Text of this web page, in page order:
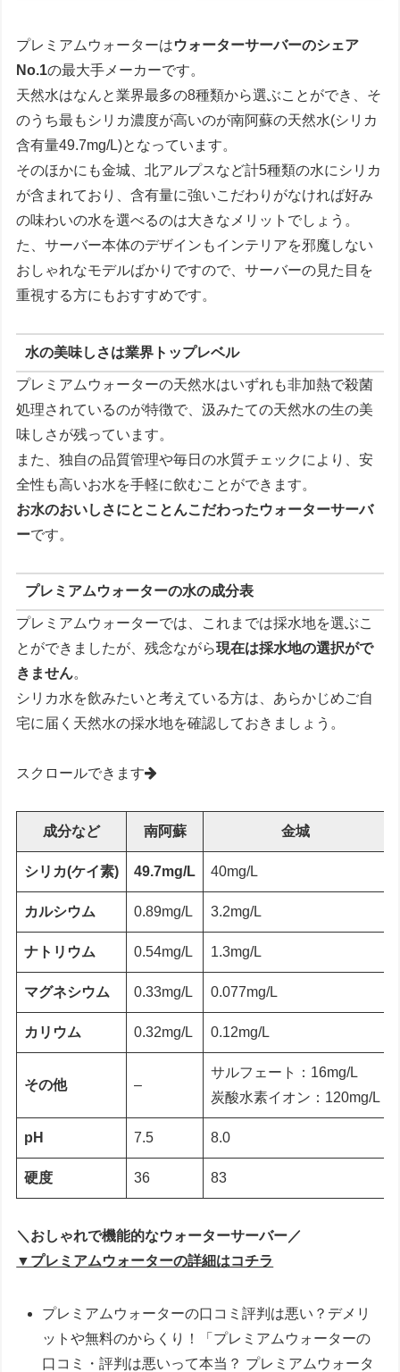
プレミアムウォーターはウォーターサーバーのシェア
No.1の最大手メーカーです。
天然水はなんと業界最多の8種類から選ぶことができ、そ
のうち最もシリカ濃度が高いのが南阿蘇の天然水(シリカ
含有量49.7mg/L)となっています。
そのほかにも金城、北アルプスなど計5種類の水にシリカ
が含まれており、含有量に強いこだわりがなければ好み
の味わいの水を選べるのは大きなメリットでしょう。
た、サーバー本体のデザインもインテリアを邪魔しない
おしゃれなモデルばかりですので、サーバーの見た目を
重視する方にもおすすめです。
水の美味しさは業界トップレベル
プレミアムウォーターの天然水はいずれも非加熱で殺菌
処理されているのが特徴で、汲みたての天然水の生の美
味しさが残っています。
また、独自の品質管理や毎日の水質チェックにより、安
全性も高いお水を手軽に飲むことができます。
お水のおいしさにとことんこだわったウォーターサーバ
ーです。
プレミアムウォーターの水の成分表
プレミアムウォーターでは、これまでは採水地を選ぶこ
とができましたが、残念ながら現在は採水地の選択がで
きません。
シリカ水を飲みたいと考えている方は、あらかじめご自
宅に届く天然水の採水地を確認しておきましょう。
スクロールできます
成分など 南阿蘇 金城
シリカ(ケイ素) 49.7mg/L 40mg/L
カルシウム 0.89mg/L 3.2mg/L
ナトリウム 0.54mg/L 1.3mg/L
マグネシウム 0.33mg/L 0.077mg/L
カリウム 0.32mg/L 0.12mg/L
その他 –
サルフェート：16mg/L
炭酸水素イオン：120mg/L
pH 7.5 8.0
硬度 36 83
＼おしゃれで機能的なウォーターサーバー／
▼プレミアムウォーターの詳細はコチラ
プレミアムウォーターの口コミ評判は悪い？デメリ
ットや無料のからくり！「プレミアムウォーターの
口コミ・評判は悪いって本当？ プレミアムウォータ